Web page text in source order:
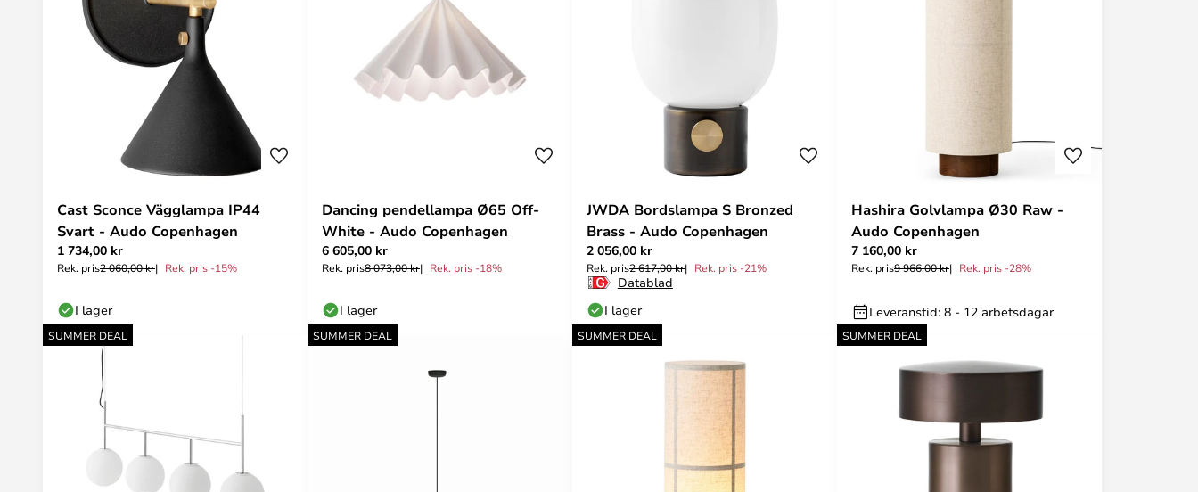
Cast Sconce Vägglampa IP44
Svart - Audo Copenhagen
1 734,00 kr
Rek. pris2 060,00 kr Rek. pris -15%
I lager
Dancing pendellampa Ø65 Off-
White - Audo Copenhagen
6 605,00 kr
Rek. pris8 073,00 kr Rek. pris -18%
I lager
JWDA Bordslampa S Bronzed
Brass - Audo Copenhagen
2 056,00 kr
Rek. pris2 617,00 kr Rek. pris -21%
Datablad
I lager
Hashira Golvlampa Ø30 Raw -
Audo Copenhagen
7 160,00 kr
Rek. pris9 966,00 kr Rek. pris -28%
Leveranstid: 8 - 12 arbetsdagar
SUMMER DEAL SUMMER DEAL SUMMER DEAL SUMMER DEAL